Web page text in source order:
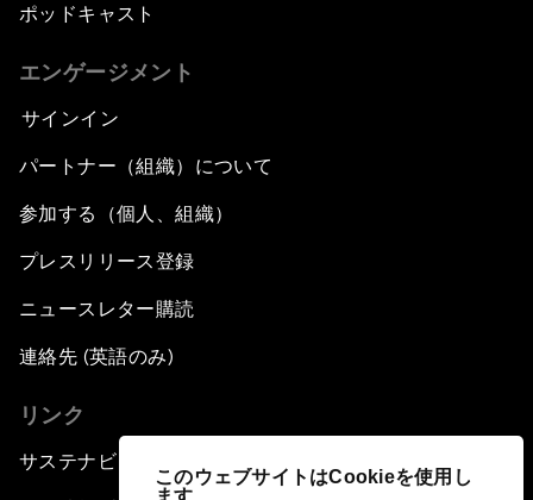
このウェブサイトはCookieを使用し
ます
ポッドキャスト
エンゲージメント
サインイン
パートナー（組織）について
参加する（個人、組織）
プレスリリース登録
ニュースレター購読
連絡先 (英語のみ)
リンク
サステナビリティへの取り組み